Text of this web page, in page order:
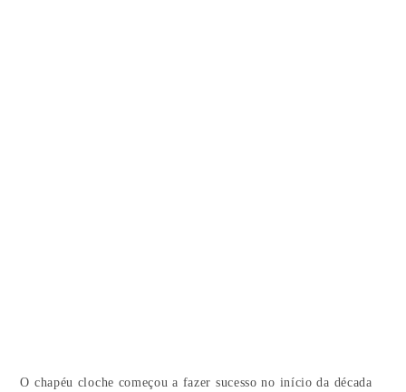
O chapéu cloche começou a fazer sucesso no início da década